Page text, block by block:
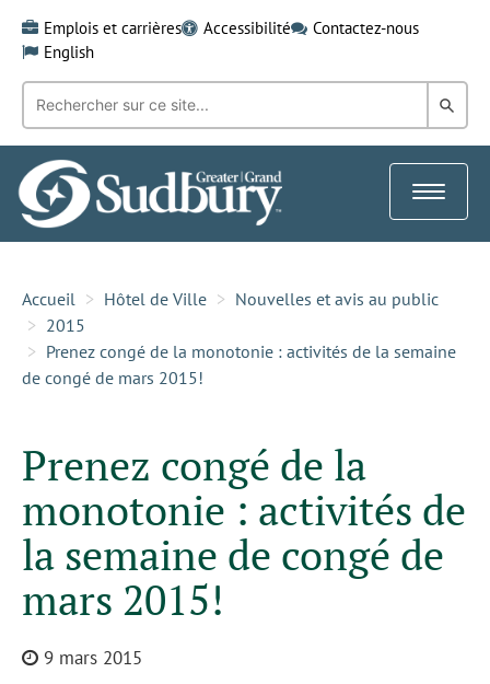
content
Emplois et carrières Accessibilité
Contactez-nous
English
Recherche
mot-
clé:
dans
Toggle
Accueil Hôtel de Ville
Nouvelles et avis au public
2015
Prenez congé de la monotonie : activités de la semaine
de congé de mars 2015!
Prenez congé de la
monotonie : activités de
la semaine de congé de
mars 2015!
9 mars 2015